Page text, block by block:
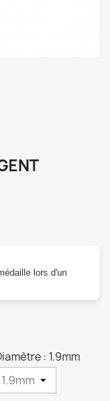
lors d'un
: 1.9mm